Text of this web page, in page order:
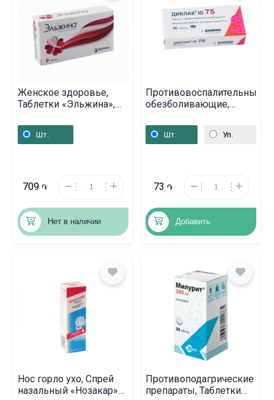
Женское здоровье,
Таблетки «Эльжина»,
Шт.
709 ֏
Нет в наличии
Противовоспалительные
обезболивающие,
75 мг, Գերմանիա
Шт. Уп.
73 ֏
Добавить
Нос горло ухо, Спрей
назальный «Нозакар»
Противоподагрические
препараты, Таблетки